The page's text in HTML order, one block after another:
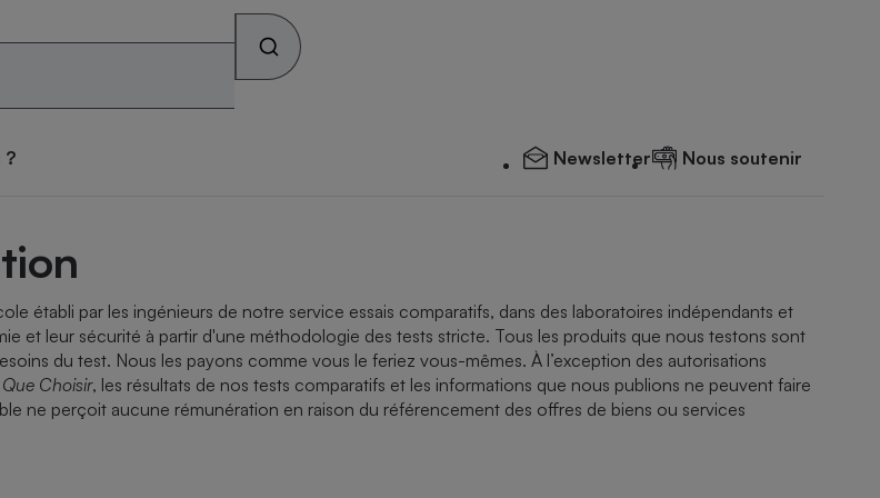
? Newsletter Nous soutenir
Qui sommes-nous ?
Rechercher sur le site
établi par les ingénieurs de notre service essais comparatifs, dans des laboratoires indépendants et
et leur sécurité à partir d'une méthodologie des tests stricte. Tous les produits que nous testons sont
du test. Nous les payons comme vous le feriez vous-mêmes. À l’exception des autorisations
Que Choisir, les résultats de nos tests comparatifs et les informations que nous publions ne peuvent faire
ne perçoit aucune rémunération en raison du référencement des offres de biens ou services
vie
mobile